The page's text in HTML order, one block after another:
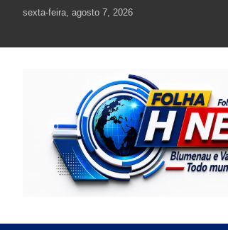
sexta-feira, agosto 7, 2026